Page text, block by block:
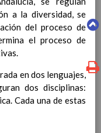
126/2014, de 28 de
básico de la
la revisión y
esta normativa, el cual
a la diversidad, se
del proceso de
el proceso de
en dos lenguajes,
dos disciplinas:
Cada una de estas